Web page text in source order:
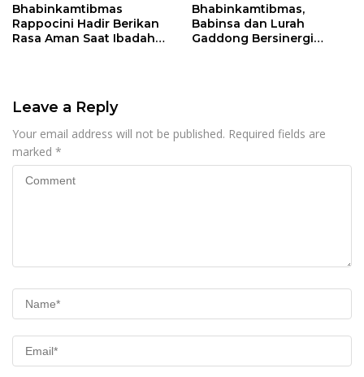
Bhabinkamtibmas
Rappocini Hadir Berikan
Rasa Aman Saat Ibadah
Bhabinkamtibmas,
Babinsa dan Lurah
Gaddong Bersinergi
Leave a Reply
Your email address will not be published. Required fields are
marked *